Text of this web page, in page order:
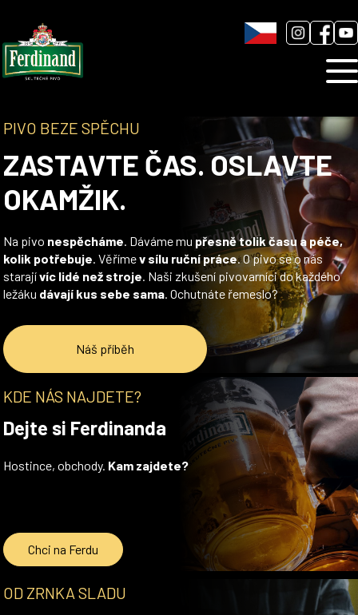
Blog
ZASTAVTE ČAS. OSLAVTE
OKAMŽIK.
PIVO BEZE SPĚCHU
Na pivo nespěcháme. Dáváme mu přesně tolik času a péče,
kolik potřebuje. Věřímev sílu ruční práce. O pivo se o nás
starajívíc lidé než stroje. Naši zkušení pivovarníci do každého
ležáku dávají kus sebe sama. Ochutnáte řemeslo?
Náš příběh
Dejte si Ferdinanda
KDE NÁS NAJDETE?
Hostince, obchody. Kam zajdete?
Chci na Ferdu
OD ZRNKA SLADU